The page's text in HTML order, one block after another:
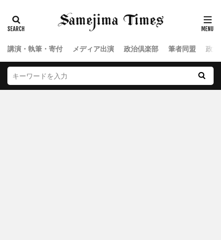
講演・執筆・寄付 メディア出演 政治倶楽部 筆者同盟 政